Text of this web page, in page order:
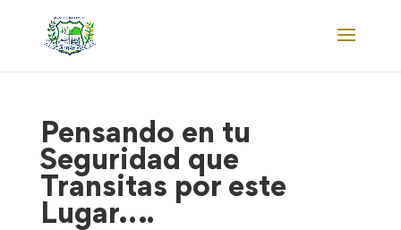
Pensando en tu
Seguridad que
Transitas por este
Lugar….